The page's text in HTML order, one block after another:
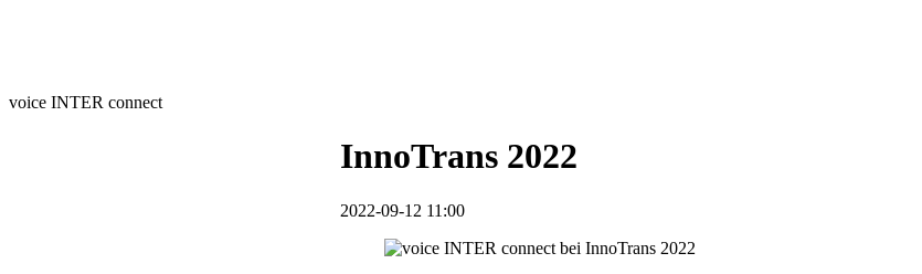
voice INTER connect
InnoTrans 2022
2022-09-12 11:00